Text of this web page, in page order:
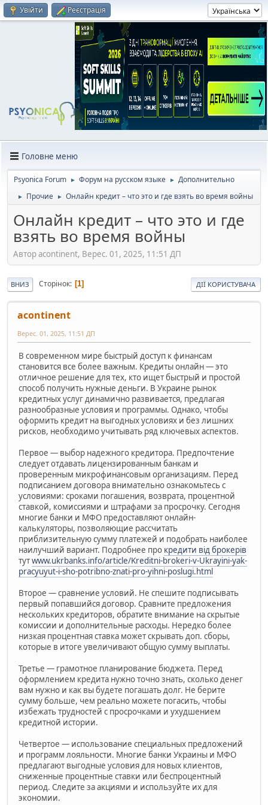
Увійти Реєстрація
Головне меню
Psyonica Forum ► Форум на русском языке ► Дополнительно
► Прочие ► Онлайн кредит – что это и где взять во время войны
Онлайн кредит – что это и где
взять во время войны
Автор acontinent, Верес. 01, 2025, 11:51 ДП
ВНИЗ Сторінок 1 ДІЇ КОРИСТУВАЧА
acontinent
Верес. 01, 2025, 11:51 ДП
В современном мире быстрый доступ к финансам
становится все более важным. Кредиты онлайн — это
отличное решение для тех, кто ищет быстрый и простой
способ получить нужные деньги. В Украине рынок
кредитных услуг динамично развивается, предлагая
разнообразные условия и программы. Однако, чтобы
оформить кредит на выгодных условиях и без лишних
рисков, необходимо учитывать ряд ключевых аспектов.
Первое — выбор надежного кредитора. Предпочтение
следует отдавать лицензированным банкам и
проверенным микрофинансовым организациям. Перед
подписанием договора внимательно ознакомьтесь с
условиями: сроками погашения, возврата, процентной
ставкой, комиссиями и штрафами за просрочку. Сегодня
многие банки и МФО предоставляют онлайн-
калькуляторы, позволяющие рассчитать
приблизительную сумму платежей и подобрать наиболее
наилучший вариант. Подробнее про кредити від брокерів
тутwww.ukrbanks.info/article/Kreditni-brokeri-v-Ukrayini-yak-
pracyuyut-i-sho-potribno-znati-pro-yihni-poslugi.html
Второе — сравнение условий. Не спешите подписывать
первый попавшийся договор. Сравните предложения
нескольких кредиторов, обратите внимание на скрытые
комиссии и дополнительные расходы. Нередко более
низкая процентная ставка может скрывать доп. сборы,
которые в итоге увеличивают общую сумму выплаты.
Третье — грамотное планирование бюджета. Перед
оформлением кредита нужно точно знать, сколько денег
вам нужно и как вы будете погашать долг. Не берите
сумму больше, чем реально можете погасить, чтобы
избежать трудностей с просрочками и ухудшением
кредитной истории.
Четвертое — использование специальных предложений
и программ лояльности. Многие банки Украины и МФО
предлагают выгодные условия для новых клиентов,
сниженные процентные ставки или беспроцентный
период. Следите за акциями и используйте их для
экономии.